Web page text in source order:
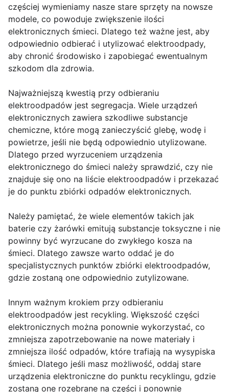
częściej wymieniamy nasze stare sprzęty na nowsze
modele, co powoduje zwiększenie ilości
elektronicznych śmieci. Dlatego też ważne jest, aby
odpowiednio odbierać i utylizować elektroodpady,
aby chronić środowisko i zapobiegać ewentualnym
szkodom dla zdrowia.
Najważniejszą kwestią przy odbieraniu
elektroodpadów jest segregacja. Wiele urządzeń
elektronicznych zawiera szkodliwe substancje
chemiczne, które mogą zanieczyścić glebę, wodę i
powietrze, jeśli nie będą odpowiednio utylizowane.
Dlatego przed wyrzuceniem urządzenia
elektronicznego do śmieci należy sprawdzić, czy nie
znajduje się ono na liście elektroodpadów i przekazać
je do punktu zbiórki odpadów elektronicznych.
Należy pamiętać, że wiele elementów takich jak
baterie czy żarówki emitują substancje toksyczne i nie
powinny być wyrzucane do zwykłego kosza na
śmieci. Dlatego zawsze warto oddać je do
specjalistycznych punktów zbiórki elektroodpadów,
gdzie zostaną one odpowiednio zutylizowane.
Innym ważnym krokiem przy odbieraniu
elektroodpadów jest recykling. Większość części
elektronicznych można ponownie wykorzystać, co
zmniejsza zapotrzebowanie na nowe materiały i
zmniejsza ilość odpadów, które trafiają na wysypiska
śmieci. Dlatego jeśli masz możliwość, oddaj stare
urządzenia elektroniczne do punktu recyklingu, gdzie
zostaną one rozebrane na części i ponownie